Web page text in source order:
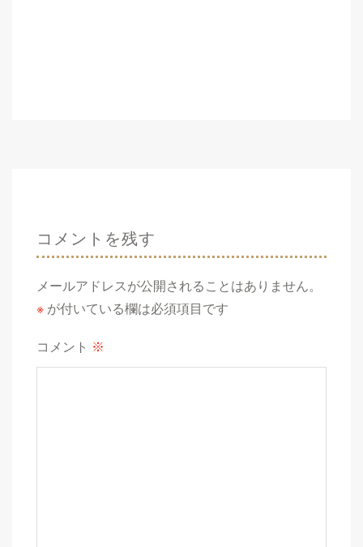
コメントを残す
メールアドレスが公開されることはありません。
※ が付いている欄は必須項目です
コメント ※